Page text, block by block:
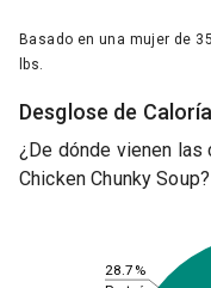
Basado en una mujer de
lbs.
Desglose de
¿De dónde vienen las
Chicken Chunky Soup?
28.7%